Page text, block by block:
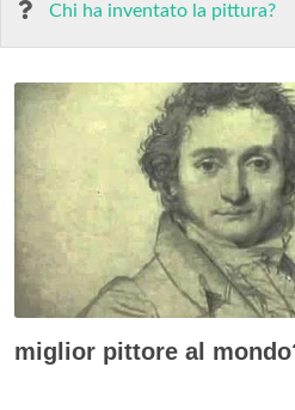
Chi ha inventato la pittura?
miglior pittore al